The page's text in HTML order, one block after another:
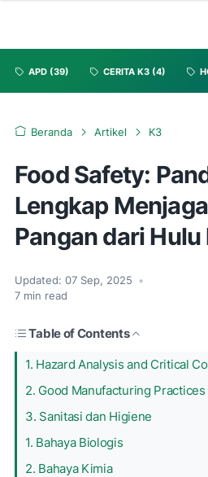
APD (39) CERITA K3 (4)
Beranda Artikel K3
Food Safety:
Lengkap
Pangan dari Hulu
Updated: 07 Sep, 2025
•
7 min read
Table of Contents
1. Hazard Analysis and Critical
2. Good Manufacturing Practices
3. Sanitasi dan Higiene
1. Bahaya Biologis
2. Bahaya Kimia